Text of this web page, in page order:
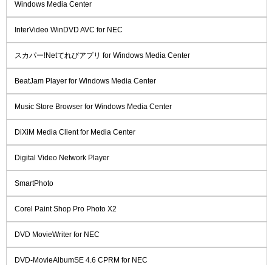
Windows Media Center
InterVideo WinDVD AVC for NEC
スカパー!Netてれびアプリ for Windows Media Center
BeatJam Player for Windows Media Center
Music Store Browser for Windows Media Center
DiXiM Media Client for Media Center
Digital Video Network Player
SmartPhoto
Corel Paint Shop Pro Photo X2
DVD MovieWriter for NEC
DVD-MovieAlbumSE 4.6 CPRM for NEC